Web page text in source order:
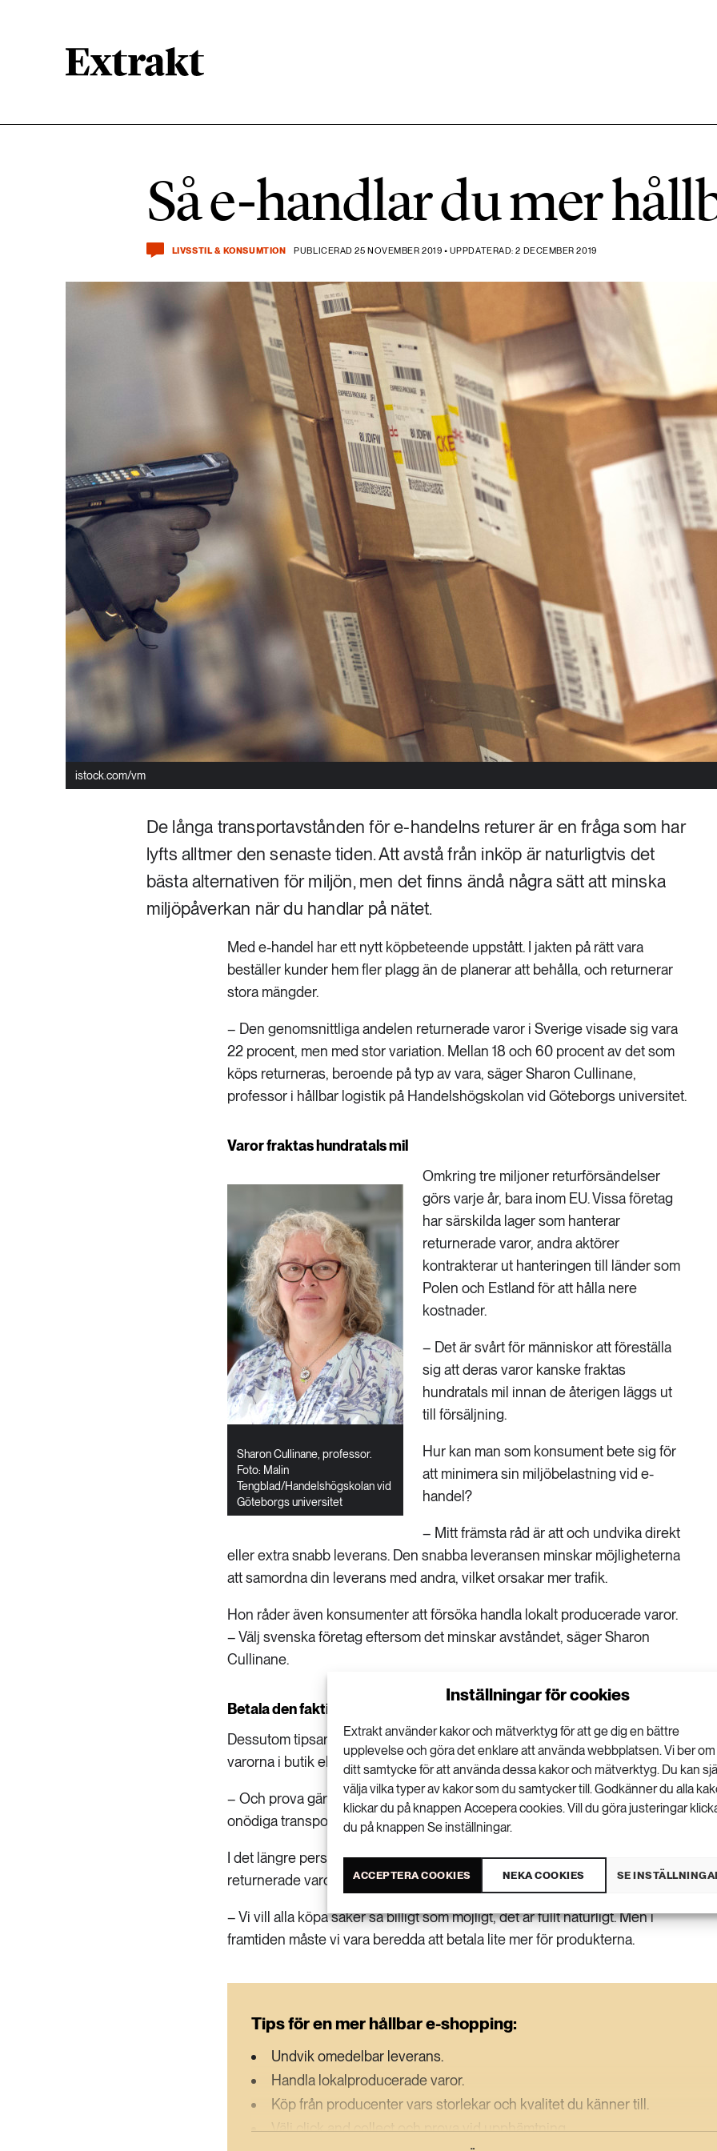
Inställningar för cookies
Extrakt använder kakor och mätverktyg för att ge dig en bättre
upplevelse och göra det enklare att använda webbplatsen. Vi ber om
ditt samtycke för att använda dessa kakor och mätverktyg. Du kan
välja vilka typer av kakor som du samtycker till. Godkänner du alla
klickar du på knappen Accepera cookies. Vill du göra justeringar
du på knappen Se inställningar.
ACCEPTERA COOKIES NEKA COOKIES SE
Kemikalier Klimat
Social hållbarhet
189 ARTIKLAR
Transport
Så e-handlar du mer
LIVSSTIL & KONSUMTION PUBLICERAD 25 NOVEMBER 2019 • UPPDATERAD: 2 DECEMBER 2019
istock.com/vm
De långa transportavstånden för e-handelns returer är en fråga som har
lyfts alltmer den senaste tiden. Att avstå från inköp är naturligtvis det
bästa alternativen för miljön, men det finns ändå några sätt att minska
miljöpåverkan när du handlar på nätet.
Med e-handel har ett nytt köpbeteende uppstått. I jakten på rätt vara
beställer kunder hem fler plagg än de planerar att behålla, och returnerar
stora mängder.
– Den genomsnittliga andelen returnerade varor i Sverige visade sig vara
22 procent, men med stor variation. Mellan 18 och 60 procent av det som
köps returneras, beroende på typ av vara, säger Sharon Cullinane,
professor i hållbar logistik på Handelshögskolan vid Göteborgs universitet.
Varor fraktas hundratals mil
Sharon Cullinane, professor.
Foto: Malin
Tengblad/Handelshögskolan vid
Göteborgs universitet
Omkring tre miljoner returförsändelser
görs varje år, bara inom EU. Vissa företag
har särskilda lager som hanterar
returnerade varor, andra aktörer
kontrakterar ut hanteringen till länder som
Polen och Estland för att hålla nere
kostnader.
– Det är svårt för människor att föreställa
sig att deras varor kanske fraktas
hundratals mil innan de återigen läggs ut
till försäljning.
Hur kan man som konsument bete sig för
att minimera sin miljöbelastning vid e-
handel?
– Mitt främsta råd är att och undvika direkt
eller extra snabb leverans. Den snabba leveransen minskar möjligheterna
att samordna din leverans med andra, vilket orsakar mer trafik.
Hon råder även konsumenter att försöka handla lokalt producerade varor.
– Välj svenska företag eftersom det minskar avståndet, säger Sharon
Cullinane.
Betala den faktiska konstnaden
Dessutom tipsar hon om alternativet ”click and collect”, att hämta upp
varorna i butik eller på upphämtningsplatser.
– Och prova gärna varorna vid upphämtningsplatsen för att undvika
onödiga transporter tillbaka om de inte passar.
I det längre perspektivet tror hon att vi måste det börja betala för de
returnerade varornas verkliga kostnaderna.
– Vi vill alla köpa saker så billigt som möjligt, det är fullt naturligt. Men i
framtiden måste vi vara beredda att betala lite mer för produkterna.
Tips för en mer hållbar e-shopping:
Undvik omedelbar leverans.
Handla lokalproducerade varor.
Köp från producenter vars storlekar och kvalitet du känner till.
Välj click and collect och prova vid upphämtning.